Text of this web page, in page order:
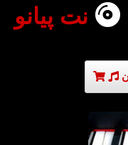
نت پیانو